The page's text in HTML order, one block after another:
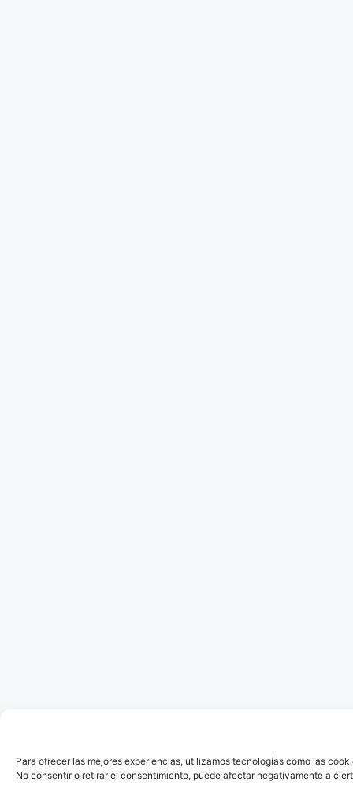
Para ofrecer las mejores experiencias, utilizamos tecnologías como las
No consentir o retirar el consentimiento, puede afectar negativamente a